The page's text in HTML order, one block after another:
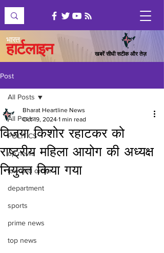
भारत
हार्टलाइन खबरें सीधी सटीक और तेज़
Post
All Posts
POLITICS
up news
low and order
department
sports
prime news
top news
All Posts
विजया किशोर रहाटकर को
राष्ट्रीय महिला आयोग की अध्यक्ष
नियुक्त किया गया
Bharat Heartline News
Oct 19, 2024 1 min read